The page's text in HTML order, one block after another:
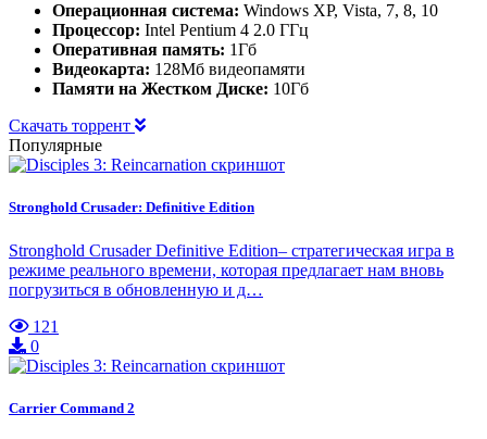
Операционная система: Windows XP, Vista, 7, 8, 10
Процессор: Intel Pentium 4 2.0 ГГц
Оперативная память: 1Гб
Видеокарта: 128Мб видеопамяти
Памяти на Жестком Диске: 10Гб
Скачать торрент
Популярные
Stronghold Crusader: Definitive Edition
Stronghold Crusader Definitive Edition– стратегическая игра в
режиме реального времени, которая предлагает нам вновь
погрузиться в обновленную и д…
121
0
Carrier Command 2